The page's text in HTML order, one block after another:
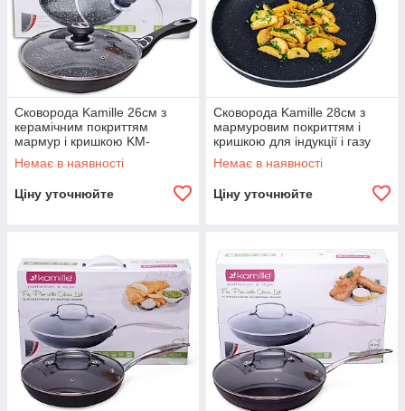
Сковорода Kamille 26см з
керамічним покриттям
мармур і кришкою KM-
4256MR
Немає в наявності
Ціну уточнюйте
Сковорода Kamille 28см з
мармуровим покриттям і
кришкою для індукції і газу
KM-4268MR
Немає в наявності
Ціну уточнюйте